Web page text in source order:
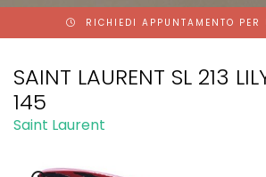
RICHIEDI APPUNTAMENTO
SAINT LAURENT SL 213
145
Saint Laurent